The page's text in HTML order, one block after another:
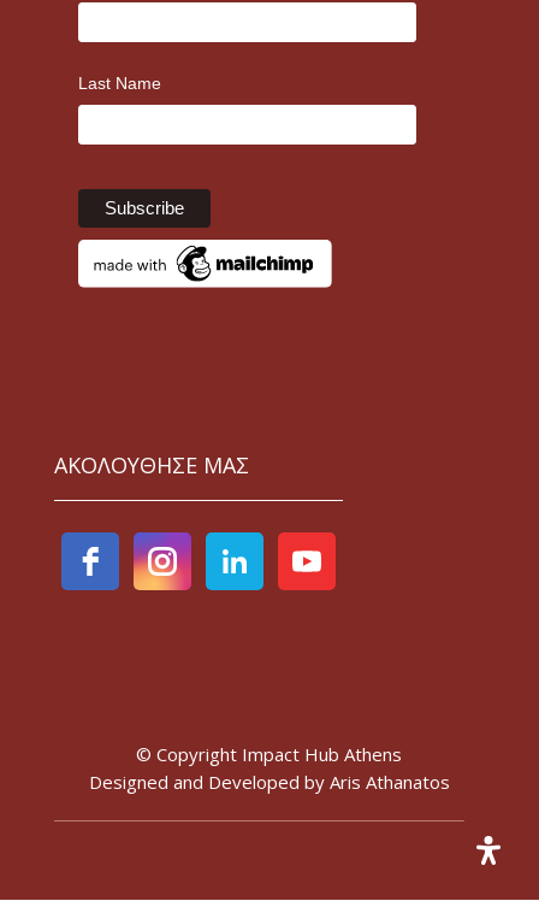
Last Name
ΑΚΟΛΟΥΘΗΣΕ ΜΑΣ
© Copyright Impact Hub Athens
Designed and Developed by Aris Athanatos